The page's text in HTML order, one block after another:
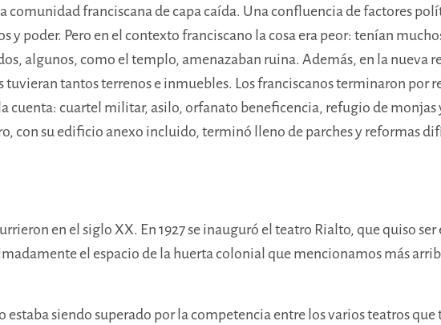
comunidad franciscana de capa caída. Una confluencia de factores
y poder. Pero en el contexto franciscano la cosa era peor: tenían
algunos, como el templo, amenazaban ruina. Además, en la nueva
tuvieran tantos terrenos e inmuebles. Los franciscanos terminaron por
cuenta: cuartel militar, asilo, orfanato beneficencia, refugio de
con su edificio anexo incluido, terminó lleno de parches y reformas
en el siglo XX. En 1927 se inauguró el teatro Rialto, que quiso
el espacio de la huerta colonial que mencionamos más
estaba siendo superado por la competencia entre los varios teatros